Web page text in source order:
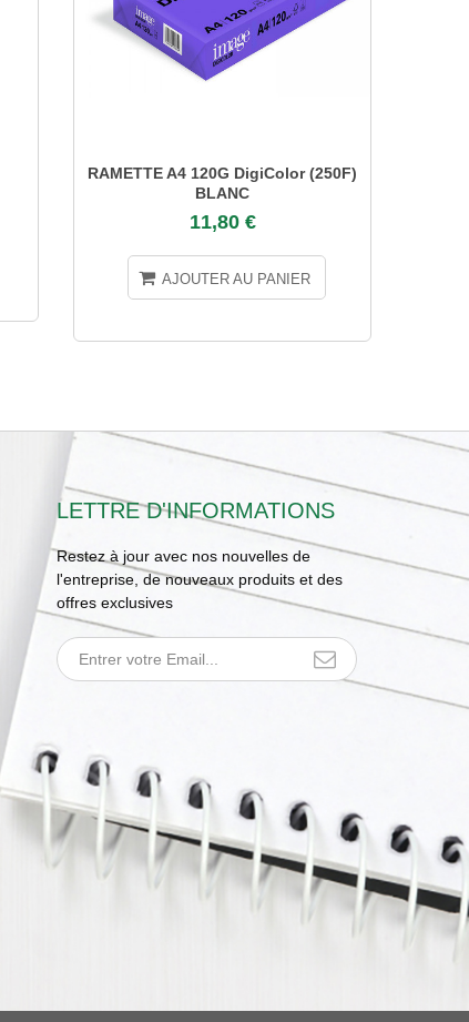
RAMETTE A4 120G DigiColor (250F)
BLANC
11,80 €
AJOUTER AU PANIER
LETTRE D'INFORMATIONS
Restez à jour avec nos nouvelles de
l'entreprise, de nouveaux produits et des
offres exclusives